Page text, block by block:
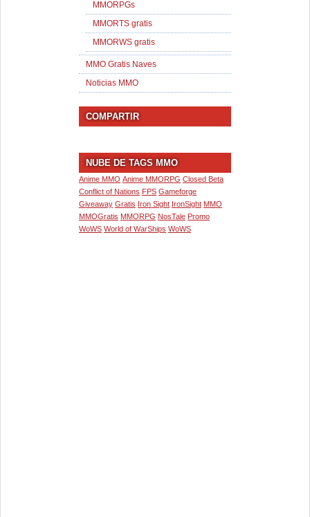
MMORPGs
MMORTS gratis
MMORWS gratis
MMO Gratis Naves
Noticias MMO
COMPARTIR
NUBE DE TAGS MMO
Anime MMO Anime MMORPG Closed Beta
Conflict of Nations FPS Gameforge
Giveaway Gratis Iron Sight IronSight MMO
MMOGratis MMORPG NosTale Promo
WoWS World of WarShips WoWS